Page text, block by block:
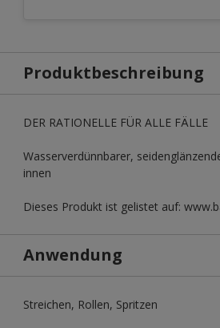
Produktbeschreibung
DER RATIONELLE FÜR ALLE FÄLLE
Wasserverdünnbarer,
innen
Dieses Produkt ist gelistet auf:
Anwendung
Streichen, Rollen, Spritzen